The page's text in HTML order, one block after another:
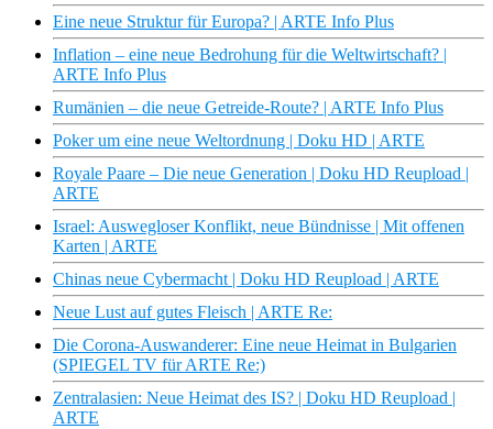
Eine neue Struktur für Europa? | ARTE Info Plus
Inflation – eine neue Bedrohung für die Weltwirtschaft? |
ARTE Info Plus
Rumänien – die neue Getreide-Route? | ARTE Info Plus
Poker um eine neue Weltordnung | Doku HD | ARTE
Royale Paare – Die neue Generation | Doku HD Reupload |
ARTE
Israel: Auswegloser Konflikt, neue Bündnisse | Mit offenen
Karten | ARTE
Chinas neue Cybermacht | Doku HD Reupload | ARTE
Neue Lust auf gutes Fleisch | ARTE Re:
Die Corona-Auswanderer: Eine neue Heimat in Bulgarien
(SPIEGEL TV für ARTE Re:)
Zentralasien: Neue Heimat des IS? | Doku HD Reupload |
ARTE